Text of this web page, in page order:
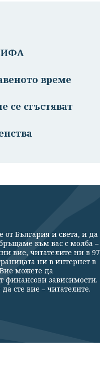
време
се сгъстяват
от България и света, и да
към вас с молба –
вие, читателите ни в 97
ни в интернет в
можете да
финансови зависимости.
сте вие – читателите.